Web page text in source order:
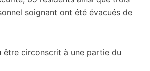
soignant ont été évacués de